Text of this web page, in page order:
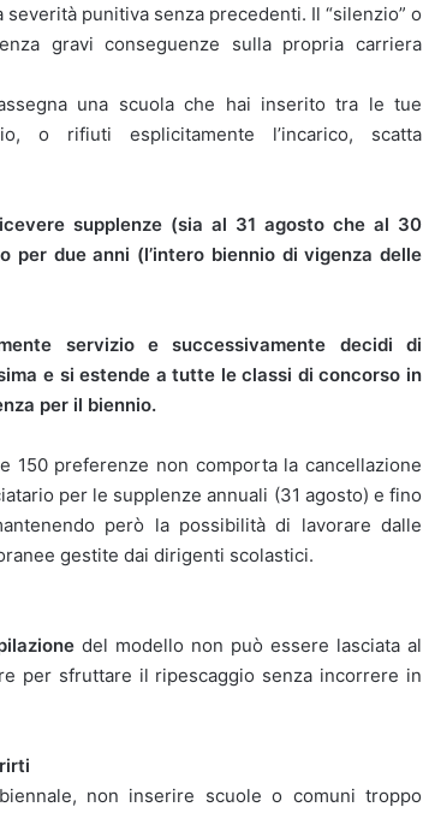
punitiva senza precedenti. Il “silenzio” o
gravi conseguenze sulla propria carriera
una scuola che hai inserito tra le tue
o rifiuti esplicitamente l’incarico, scatta
supplenze (sia al 31 agosto che al 30
per due anni (l’intero biennio di vigenza delle
servizio e successivamente decidi di
e si estende a tutte le classi di concorso in
per il biennio.
150 preferenze non comporta la cancellazione
per le supplenze annuali (31 agosto) e fino
però la possibilità di lavorare dalle
gestite dai dirigenti scolastici.
del modello non può essere lasciata al
per sfruttare il ripescaggio senza incorrere in
non inserire scuole o comuni troppo